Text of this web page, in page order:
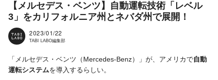
【メルセデス・ベンツ】自動運転技術「レベル
3」をカリフォルニア州とネバダ州で展開！
2023/01/22
TABI LABO編集部
「メルセデス・ベンツ（Mercedes-Benz）」が、アメリカで自動
運転システムを導入するらしい。